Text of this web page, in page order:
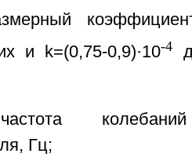
и k=(0,75-0,9)·10-4
колебаний
Гц;